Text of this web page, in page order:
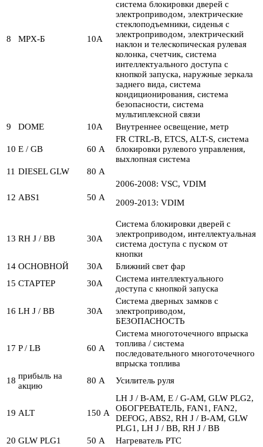
8 MPX-Б 10А
система блокировки дверей с
электроприводом, электрические
стеклоподъемники, сиденья с
электроприводом, электрический
наклон и телескопическая рулевая
колонка, счетчик, система
интеллектуального доступа с
кнопкой запуска, наружные зеркала
заднего вида, система
кондиционирования, система
безопасности, система
мультиплексной связи
9
DOME 10А Внутреннее освещение, метр
10 Е / GB 60 А
FR CTRL-B, ETCS, ALT-S, система
блокировки рулевого управления,
выхлопная система
11 DIESEL GLW 80 А
12 ABS1 50 А
2006-2008: VSC, VDIM
2009-2013: VDIM
13 RH J / BB 30А
Система блокировки дверей с
электроприводом, интеллектуальная
система доступа с пуском от
кнопки
14 ОСНОВНОЙ 30А
Ближний свет фар
15 СТАРТЕР 30А
Система интеллектуального
доступа с кнопкой запуска
16 LH J / BB 30А
Система дверных замков с
электроприводом,
БЕЗОПАСНОСТЬ
17 P / LB 60 А
Система многоточечного впрыска
топлива / система
последовательного многоточечного
впрыска топлива
18 прибыль на
акцию
80 А Усилитель руля
19 ALT 150 А
LH J / B-AM, E / G-AM, GLW PLG2,
ОБОГРЕВАТЕЛЬ, FAN1, FAN2,
DEFOG, ABS2, RH J / B-AM, GLW
PLG1, LH J / BB, RH J / BB
20 GLW PLG1 50 А Нагреватель PTC